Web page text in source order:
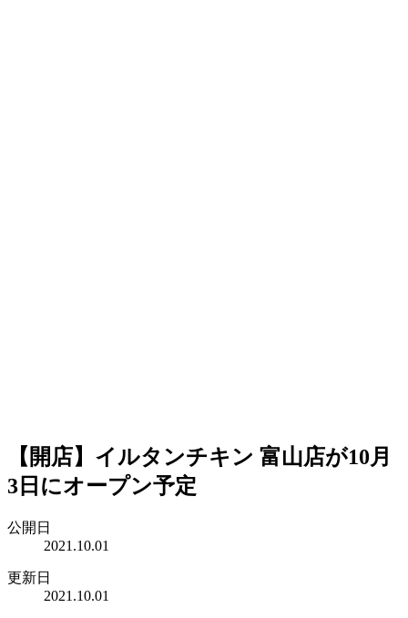
【開店】イルタンチキン 富山店が10月
3日にオープン予定
公開日
2021.10.01
更新日
2021.10.01